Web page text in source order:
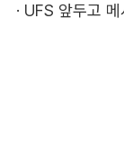
· UFS 앞두고